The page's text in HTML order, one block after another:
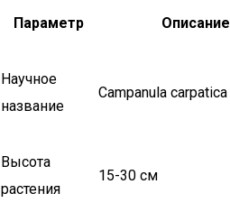
Параметр Описание
Научное
название
Campanula carpatica
Высота
растения
15-30 см